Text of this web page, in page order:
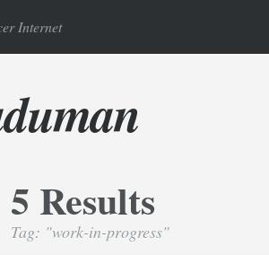
Internet
5 Results
Tag: "work-in-progress"